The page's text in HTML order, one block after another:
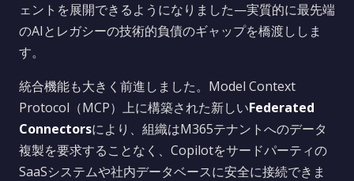
ェントを展開できるようになりました—実質的に最先端
のAIとレガシーの技術的負債のギャップを橋渡ししま
す。
統合機能も大きく前進しました。Model Context
Protocol（MCP）上に構築された新しいFederated
Connectorsにより、組織はM365テナントへのデータ
複製を要求することなく、Copilotをサードパーティの
SaaSシステムや社内データベースに安全に接続できま